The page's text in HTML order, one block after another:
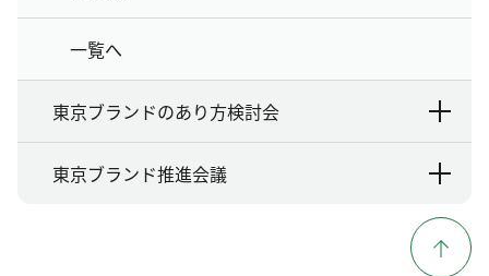
一覧へ
東京ブランドのあり方検討会
東京ブランド推進会議